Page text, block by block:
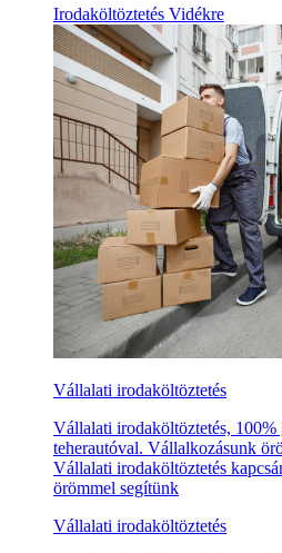
Irodaköltöztetés Vidékre
Vállalati irodaköltöztetés
Vállalati irodaköltöztetés, 100%
teherautóval. Vállalkozásunk
Vállalati irodaköltöztetés
örömmel segítünk
Vállalati irodaköltöztetés